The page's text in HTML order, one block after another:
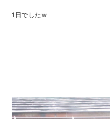
1日でしたw